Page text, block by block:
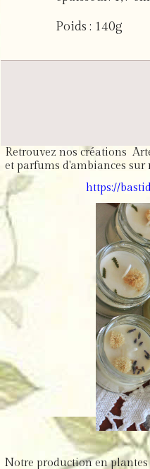
épaisseur: 1,7 cm
Retrouvez nos créations
et parfums d'ambiances sur
https://
Notre production en